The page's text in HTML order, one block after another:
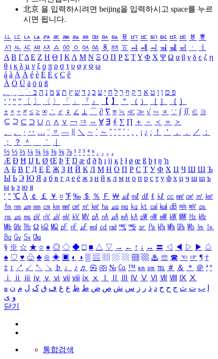
北京 을 입력하시려면 beijing을 입력하시고 space를 누르
시면 됩니다.
ㅥ ㅦ ㅧ ㅨ ㅩ ㅪ ㅫ ㅬ ㅭ ㅮ ㅯ ㅰ ㅱ ㅲ ㅳ ㅴ ㅵ ㅶ ㅷ ㅸ
ㅹ
ㅺ ㅻ ㅼ ㅽ ㅾ ㅿ ㆀ ㆁ ㆂ ㆃ ㆄ ㆅ ㆆ ㆇ ㆈ ㆉ ㆊ ㆋ ㆌ ㆍ
ㆎ
Α Β ΓΔ Ε Ζ Η Θ Ι ΚΛ Μ Ν Ξ Ο Π Ρ Σ ΤΥ Φ Χ Ψ Ω α β γ δ ε ζ η
θ ι κ λ μ ν ξ ο π ρ σ τ υ φ χ ψ ω
á à Á À é è É È ç Ç ê
Ä Ö Ü ä ö ü ß
ִֶֹ ֻּ ׁׂ פ ם ן ו ט א ר ק ף ך ל ח י ע כ ג ד ש ץ ת צ מ נ ה ב
‘ ’ “ ” 〔 〕 〈 〉 「 」 『 』 【 】 ＂ （ ） ［ ］ ｛ ｝
± × ÷ ≠ ≤ ≥ ∞ ∴ ♂ ♀ ∠ ⊥ ⌒ ∂ ∇ ≡ ≒ ≪ ≫ √ ∽ ∝ ∵ ∫ ∬ ∈ ∋
⊆ ⊇ ⊂ ⊃ ∪ ∩ ∧ ∨ ￢ ⇒ ⇔ ∀ ∃ ∮ ∑ ∏ ＋ － ＜ ＝
＞
、
。 · ‥ … ¨ 〃 ― ＼ ∼ ´ ～ ˇ ˘ ˝ ˚ ˙ ¸ ¡ ¿ ː ！ ＇ ， ． ／
：
；
？ ＾ ｀
½ ⅓ ⅔ ¼ ¾ ⅛ ⅜ ⅝ ⅞ ¹ ² ³ ⁴ ⁿ ₁ ₂ ₃ ₄
Æ Ð Ħ Ĳ Ł Ø Œ Þ Ŧ Ŋ æ đ ð ħ ı ĳ ĸ ŀ ł ø œ ß þ ŧ ŋ ŉ
А Б В Г Д Е Ё Ж З И Й К Л М Н О П Р С Т У Ф Х Ц Ч Ш Щ Ъ
Ы Ь Э Ю Я а б в г д е ё ж з и й к л м н о п р с т у ф х ц ч ш щ ъ
ы ь э ю я
′ ″ ℃ Å ￠ ￡ ￥ ¤ ℉ ‰ ＄ ％ Ｆ ￦ ㎕ ㎖ ㎗ ℓ ㎘ ㏄ ㎣ ㎤ ㎥ ㎦
㎙ ㎚ ㎛ ㎜ ㎝ ㎞ ㎟ ㎠ ㎡ ㎢ ㏊ ㎍ ㎎ ㎏ ㏏ ㎈ ㎉ ㏈ ㎧ ㎨ ㎰
㎱ ㎲ ㎳ ㎴ ㎵ ㎶ ㎷ ㎸ ㎹ ㎀ ㎁ ㎂ ㎃ ㎄ ㎺ ㎻ ㎽ ㎾ ㎿ ㎐ ㎑
㎒ ㎓ ㎔ Ω ㏀ ㏁ ㎊ ㎋ ㎌ ㏖ ㏅ ㎭ ㎮ ㎯ ㏛ ㎩ ㎪ ㎫ ㎬ ㏝ ㏐
㏓
㏃ ㏉ ㏜ ㏆
§ ※ ☆ ★ ○ ● ◎ ◇ ◆ □ ■ △ ▽ → ← ↑ ↓ ↔ 〓 ◁ ◀ ▷ ▶ ♤
♠ ♡ ♥ ♧ ♣ ⊙ ◈ ▣ ◐ ◑ ▒ ▤ ▨ ▧ ▦ ▩ ♨ ☏ ☎ ☜ ☞ ¶ †
‡ ↕ ↗ ↙ ↖ ↘ ♭ ♩ ♪ ♬ ㉿ ㈜ № ㏇ ™ ㏂ ㏘ ℡ ＃ ＆ ＊ ＠ ª º
ⅰ
ⅱ ⅲ ⅳ ⅴ ⅵ ⅶ ⅷ ⅸ ⅹ Ⅳ Ⅴ Ⅵ Ⅶ Ⅷ Ⅸ Ⅹ
ب ت ث ج ح خ د ذ ر ز س ش ص ض ط ظ ع غ ف ق ک ل م ن ه
و ی
닫기
통합검색